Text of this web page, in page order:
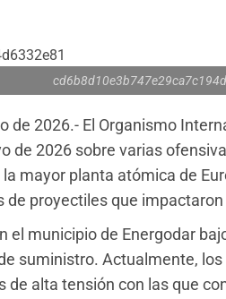
de 2026.- El Organismo
de 2026 sobre varias
mayor planta atómica de
de proyectiles que
el municipio de Energodar
suministro. Actualmente,
de alta tensión con las que